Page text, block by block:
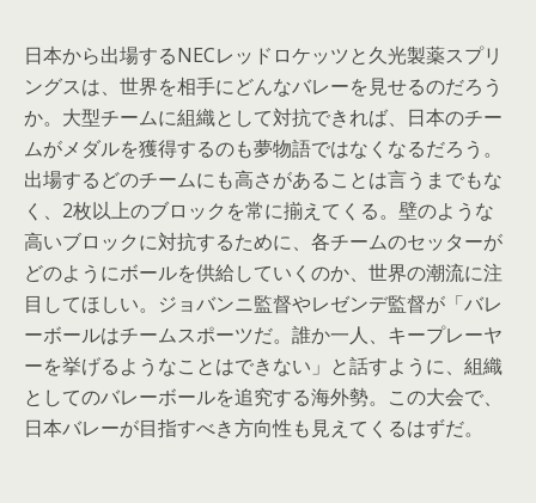
日本から出場するNECレッドロケッツと久光製薬スプリ
ングスは、世界を相手にどんなバレーを見せるのだろう
か。大型チームに組織として対抗できれば、日本のチー
ムがメダルを獲得するのも夢物語ではなくなるだろう。
出場するどのチームにも高さがあることは言うまでもな
く、2枚以上のブロックを常に揃えてくる。壁のような
高いブロックに対抗するために、各チームのセッターが
どのようにボールを供給していくのか、世界の潮流に注
目してほしい。ジョバンニ監督やレゼンデ監督が「バレ
ーボールはチームスポーツだ。誰か一人、キープレーヤ
ーを挙げるようなことはできない」と話すように、組織
としてのバレーボールを追究する海外勢。この大会で、
日本バレーが目指すべき方向性も見えてくるはずだ。